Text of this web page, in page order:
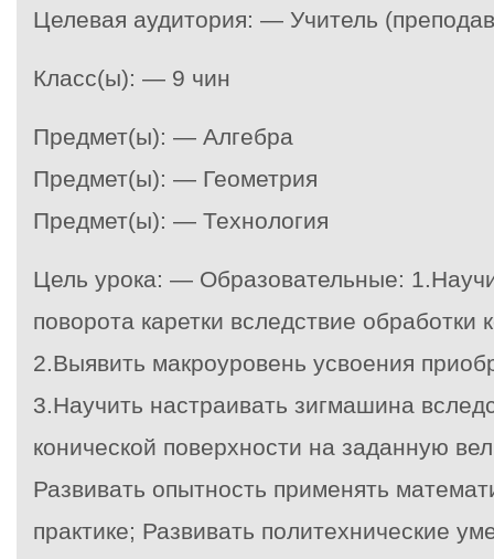
Целевая аудитория: — Учитель
Класс(ы): — 9 чин
Предмет(ы): — Алгебра
Предмет(ы): — Геометрия
Предмет(ы): — Технология
Цель урока: — Образовательные:
поворота каретки вследствие обработки
2.Выявить макроуровень усвоения
3.Научить настраивать зигмашина
конической поверхности на заданную
Развивать опытность применять
практике; Развивать политехнические